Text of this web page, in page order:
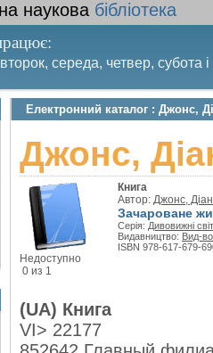
наукова бібліотека
середа, четвер, субота
– п’ятниця. Останній четвер
Електронний каталог : Джонс,
Джонс,
Недоступно
0 из 1
Книга
Автор: Джонс,
Зачароване
Серія: Дивовижні
Видавництво: Вид-
ISBN 978-617-679-
(UA) Книга
VI> 22177